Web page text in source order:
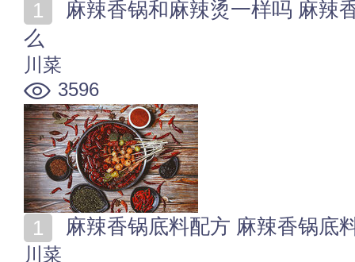
么
川菜
3596
麻辣香锅底料配方 麻辣香锅底
川菜